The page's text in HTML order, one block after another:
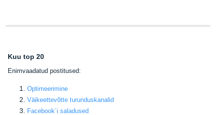
Kuu top 20
Enimvaadatud postitused:
Optimeerimine
Väikeettevõtte turunduskanalid
Facebook´i saladused